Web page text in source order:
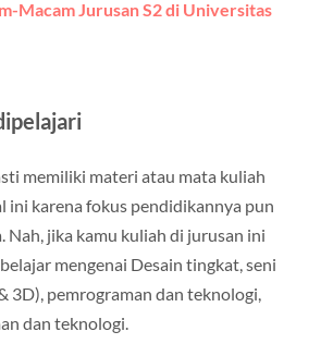
Macam Jurusan S2 di Universitas
memiliki materi atau mata kuliah
ini karena fokus pendidikannya pun
Nah, jika kamu kuliah di jurusan ini
mengenai Desain tingkat, seni
3D), pemrograman dan teknologi,
dan teknologi.